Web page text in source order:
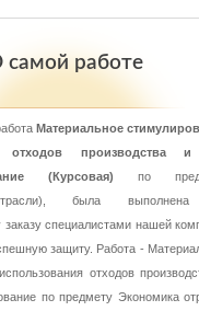
самой работе
Материальное
отходов производства
(Курсовая) по
была
заказу специалистами нашей
защиту. Работа -
отходов
по предмету Экономика